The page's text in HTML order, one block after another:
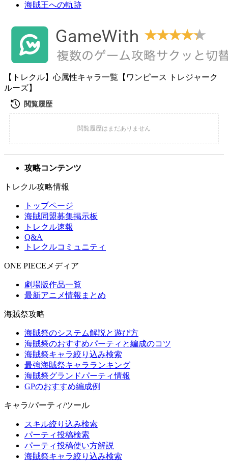
海賊王への軌跡
【トレクル】心属性キャラ一覧【ワンピース トレジャーク
ルーズ】
攻略コンテンツ
トレクル攻略情報
トップページ
海賊同盟募集掲示板
トレクル速報
Q&A
トレクルコミュニティ
ONE PIECEメディア
劇場版作品一覧
最新アニメ情報まとめ
海賊祭攻略
海賊祭のシステム解説と遊び方
海賊祭のおすすめパーティと編成のコツ
海賊祭キャラ絞り込み検索
最強海賊祭キャラランキング
海賊祭グランドパーティ情報
GPのおすすめ編成例
キャラ/パーティ/ツール
スキル絞り込み検索
パーティ投稿検索
パーティ投稿使い方解説
海賊祭キャラ絞り込み検索